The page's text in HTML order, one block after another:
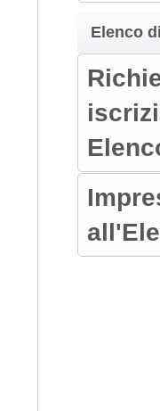
Elenco